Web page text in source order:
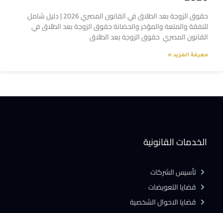
حقوق الزوجة بعد الطلاق في القانون المصري 2026 | دليل شامل
للنفقة والمتعة والمؤخر والحضانة حقوق الزوجة بعد الطلاق في
القانون المصري حقوق الزوجة بعد الطلاق
معرفة المزيد »
الخدمات القانونية
تأسيس الشركات
قضايا التعويضات
قضايا الاحوال الشخصية